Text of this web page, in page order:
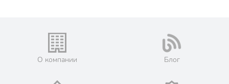
цедра апельсина
цветы
Срок хранения
3 года
О компании Блог